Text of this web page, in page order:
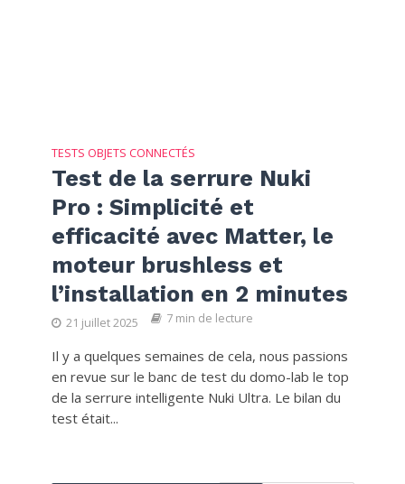
TESTS OBJETS CONNECTÉS
Test de la serrure Nuki
Pro : Simplicité et
efficacité avec Matter, le
moteur brushless et
l’installation en 2 minutes
21 juillet 2025 7 min de lecture
Il y a quelques semaines de cela, nous passions
en revue sur le banc de test du domo-lab le top
de la serrure intelligente Nuki Ultra. Le bilan du
test était...